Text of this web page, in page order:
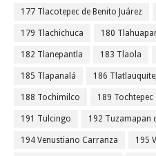
177 Tlacotepec de Benito Juárez
179 Tlachichuca 180
182 Tlanepantla 183 Tlaola
185 Tlapanalá 186
188 Tochimilco 189 Tochtepec
191 Tulcingo 192 Tuzamapan
194 Venustiano Carranza 195